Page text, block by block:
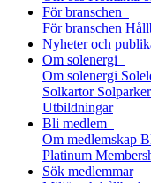
För branschen
För branschen
Nyheter och
Om solenergi
Om solenergi
Solkartor Solparker
Utbildningar
Bli medlem
Om medlemskap
Platinum
Sök medlemmar